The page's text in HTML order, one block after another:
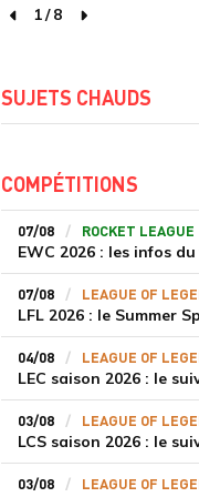
page précédente
1/8
page suivante
SUJETS CHAUDS
COMPÉTITIONS
07/08 ROCKET LEAGUE
EWC 2026 : les infos
07/08 LEAGUE OF
LFL 2026 : le Summer
04/08 LEAGUE OF
LEC saison 2026 : le
03/08 LEAGUE OF
LCS saison 2026 : le
03/08 LEAGUE OF